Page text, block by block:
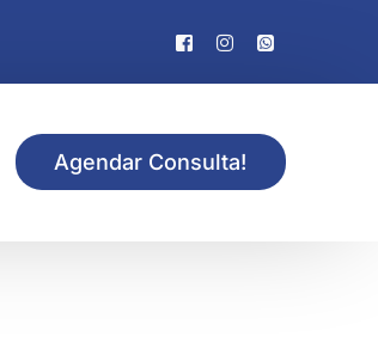
Agendar Consulta!